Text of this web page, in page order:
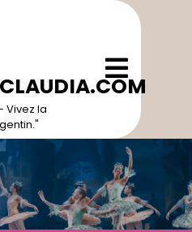
Vivez la
Open
Menu